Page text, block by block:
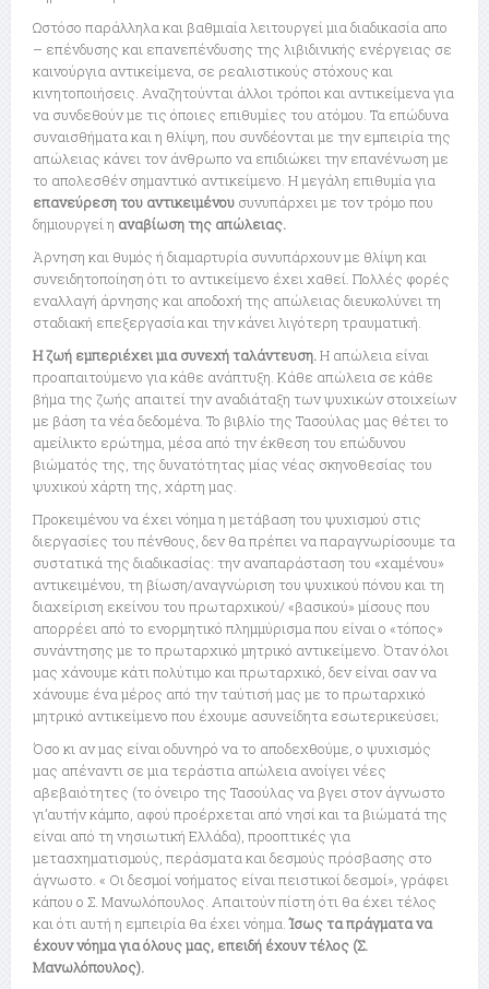
Ωστόσο παράλληλα και βαθμιαία λειτουργεί μια διαδικασία απο
– επένδυσης και επανεπένδυσης της λιβιδινικής ενέργειας σε
καινούργια αντικείμενα, σε ρεαλιστικούς στόχους και
κινητοποιήσεις. Αναζητούνται άλλοι τρόποι και αντικείμενα για
να συνδεθούν με τις όποιες επιθυμίες του ατόμου. Τα επώδυνα
συναισθήματα και η θλίψη, που συνδέονται με την εμπειρία της
απώλειας κάνει τον άνθρωπο να επιδιώκει την επανένωση με
το απολεσθέν σημαντικό αντικείμενο. Η μεγάλη επιθυμία για
επανεύρεση του αντικειμένου συνυπάρχει με τον τρόμο που
δημιουργεί η αναβίωση της απώλειας.
Άρνηση και θυμός ή διαμαρτυρία συνυπάρχουν με θλίψη και
συνειδητοποίηση ότι το αντικείμενο έχει χαθεί. Πολλές φορές
εναλλαγή άρνησης και αποδοχή της απώλειας διευκολύνει τη
σταδιακή επεξεργασία και την κάνει λιγότερη τραυματική.
Η ζωή εμπεριέχει μια συνεχή ταλάντευση.Η απώλεια είναι
προαπαιτούμενο για κάθε ανάπτυξη. Κάθε απώλεια σε κάθε
βήμα της ζωής απαιτεί την αναδιάταξη των ψυχικών στοιχείων
με βάση τα νέα δεδομένα. Το βιβλίο της Τασούλας μας θέτει το
αμείλικτο ερώτημα, μέσα από την έκθεση του επώδυνου
βιώματός της, της δυνατότητας μίας νέας σκηνοθεσίας του
ψυχικού χάρτη της, χάρτη μας.
Προκειμένου να έχει νόημα η μετάβαση του ψυχισμού στις
διεργασίες του πένθους, δεν θα πρέπει να παραγνωρίσουμε τα
συστατικά της διαδικασίας: την αναπαράσταση του «χαμένου»
αντικειμένου, τη βίωση/αναγνώριση του ψυχικού πόνου και τη
διαχείριση εκείνου του πρωταρχικού/ «βασικού» μίσους που
απορρέει από το ενορμητικό πλημμύρισμα που είναι ο «τόπος»
συνάντησης με το πρωταρχικό μητρικό αντικείμενο. Όταν όλοι
μας χάνουμε κάτι πολύτιμο και πρωταρχικό, δεν είναι σαν να
χάνουμε ένα μέρος από την ταύτισή μας με το πρωταρχικό
μητρικό αντικείμενο που έχουμε ασυνείδητα εσωτερικεύσει;
Όσο κι αν μας είναι οδυνηρό να το αποδεχθούμε, ο ψυχισμός
μας απέναντι σε μια τεράστια απώλεια ανοίγει νέες
αβεβαιότητες (το όνειρο της Τασούλας να βγει στον άγνωστο
γι’αυτήν κάμπο, αφού προέρχεται από νησί και τα βιώματά της
είναι από τη νησιωτική Ελλάδα), προοπτικές για
μετασχηματισμούς, περάσματα και δεσμούς πρόσβασης στο
άγνωστο. « Οι δεσμοί νοήματος είναι πειστικοί δεσμοί», γράφει
κάπου ο Σ. Μανωλόπουλος. Απαιτούν πίστη ότι θα έχει τέλος
και ότι αυτή η εμπειρία θα έχει νόημα.Ίσως τα πράγματα να
έχουν νόημα για όλους μας, επειδή έχουν τέλος (Σ.
Μανωλόπουλος).